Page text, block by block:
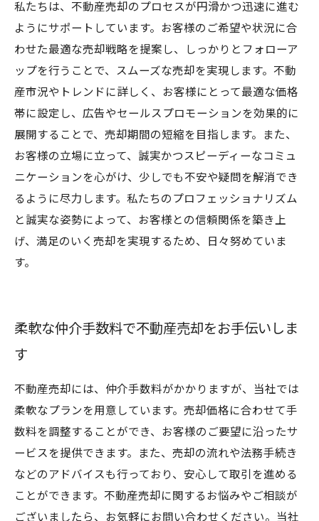
私たちは、不動産売却のプロセスが円滑かつ迅速に進む
ようにサポートしています。お客様のご希望や状況に合
わせた最適な売却戦略を提案し、しっかりとフォローア
ップを行うことで、スムーズな売却を実現します。不動
産市況やトレンドに詳しく、お客様にとって最適な価格
帯に設定し、広告やセールスプロモーションを効果的に
展開することで、売却期間の短縮を目指します。また、
お客様の立場に立って、誠実かつスピーディーなコミュ
ニケーションを心がけ、少しでも不安や疑問を解消でき
るように尽力します。私たちのプロフェッショナリズム
と誠実な姿勢によって、お客様との信頼関係を築き上
げ、満足のいく売却を実現するため、日々努めていま
す。
柔軟な仲介手数料で不動産売却をお手伝いしま
す
不動産売却には、仲介手数料がかかりますが、当社では
柔軟なプランを用意しています。売却価格に合わせて手
数料を調整することができ、お客様のご要望に沿ったサ
ービスを提供できます。また、売却の流れや法務手続き
などのアドバイスも行っており、安心して取引を進める
ことができます。不動産売却に関するお悩みやご相談が
ございましたら、お気軽にお問い合わせください。当社